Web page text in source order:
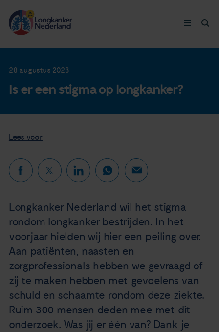
Doneer nu
Nieuws
Agenda
Over ons
Zorgverleners
Longkanker
Leven met
Steun ons
28 augustus 2023
Is er een stigma op longkanker?
Lees voor
Longkanker Nederland wil het stigma
rondom longkanker bestrijden. In het
voorjaar hielden wij hier een peiling over.
Aan patiënten, naasten en
zorgprofessionals hebben we gevraagd of
zij te maken hebben met gevoelens van
schuld en schaamte rondom deze ziekte.
Ruim 300 mensen deden mee met dit
onderzoek. Was jij er één van? Dank je